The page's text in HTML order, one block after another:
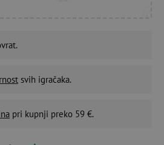
svih igračaka.
pri kupnji preko 59 €.